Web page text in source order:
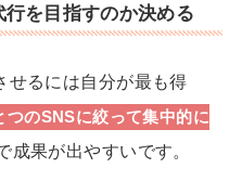
を目指すのか決める
せるには自分が最も得
つのSNSに絞って集中的に
成果が出やすいです。